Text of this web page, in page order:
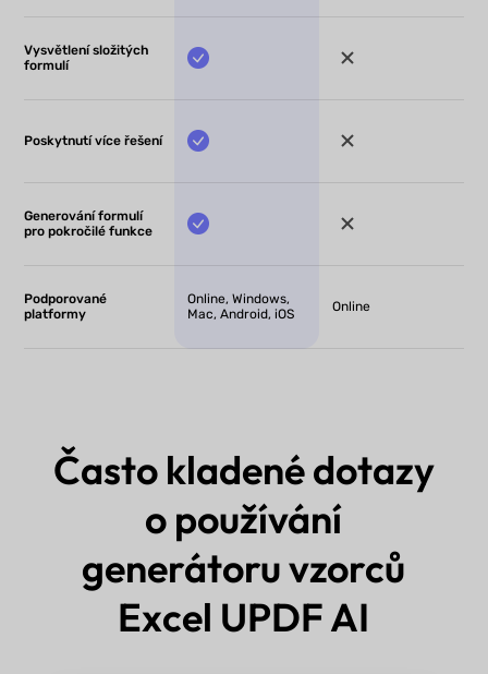
Vysvětlení složitých
formulí
Poskytnutí více řešení
Generování formulí
pro pokročilé funkce
Podporované
platformy
Online, Windows,
Mac, Android, iOS
Online
Často kladené dotazy
o používání
generátoru vzorců
Excel UPDF AI